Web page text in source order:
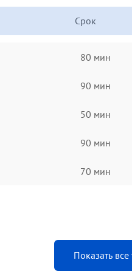
Срок
80 мин
90 мин
50 мин
90 мин
70 мин
Показать все